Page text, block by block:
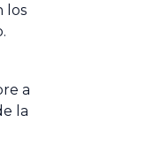
los
a
la